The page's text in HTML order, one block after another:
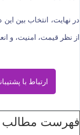
در نهایت، انتخاب بین
از نظر قیمت، امنیت، و
ارتباط با
فهرست مطالب